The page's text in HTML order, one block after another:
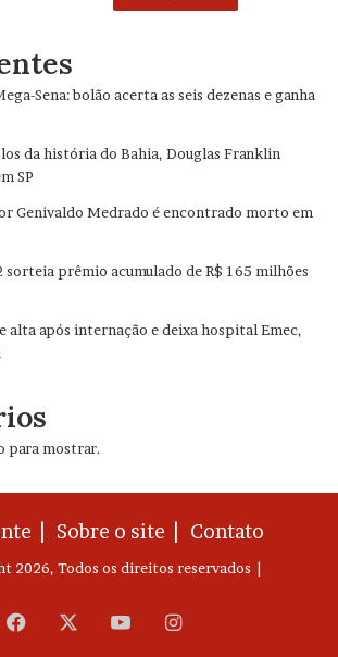
Sena: bolão acerta as seis dezenas e ganha
da história do Bahia, Douglas Franklin
SP
Genivaldo Medrado é encontrado morto em
sorteia prêmio acumulado de R$ 165 milhões
alta após internação e deixa hospital Emec,
para mostrar.
| Sobre o site | Contato
2026, Todos os direitos reservados |
Facebook YouTubeInstagram